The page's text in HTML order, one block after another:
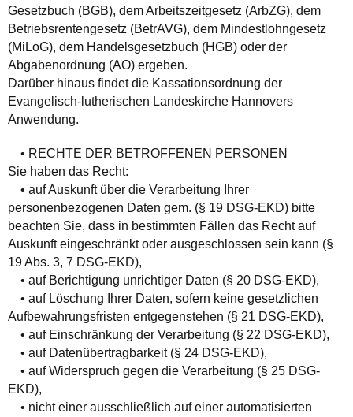
Gesetzbuch (BGB), dem Arbeitszeitgesetz (ArbZG), dem
Betriebsrentengesetz (BetrAVG), dem Mindestlohngesetz
(MiLoG), dem Handelsgesetzbuch (HGB) oder der
Abgabenordnung (AO) ergeben.
Darüber hinaus findet die Kassationsordnung der
Evangelisch‑lutherischen Landeskirche Hannovers
Anwendung.
• RECHTE DER BETROFFENEN PERSONEN
Sie haben das Recht:
• auf Auskunft über die Verarbeitung Ihrer
personenbezogenen Daten gem. (§ 19 DSG-EKD) bitte
beachten Sie, dass in bestimmten Fällen das Recht auf
Auskunft eingeschränkt oder ausgeschlossen sein kann (§
19 Abs. 3, 7 DSG-EKD),
• auf Berichtigung unrichtiger Daten (§ 20 DSG-EKD),
• auf Löschung Ihrer Daten, sofern keine gesetzlichen
Aufbewahrungsfristen entgegenstehen (§ 21 DSG-EKD),
• auf Einschränkung der Verarbeitung (§ 22 DSG-EKD),
• auf Datenübertragbarkeit (§ 24 DSG-EKD),
• auf Widerspruch gegen die Verarbeitung (§ 25 DSG-
EKD),
• nicht einer ausschließlich auf einer automatisierten